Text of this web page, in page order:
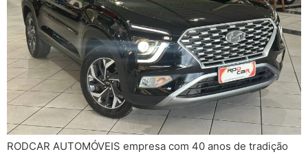
RODCAR AUTOMÓVEIS empresa com 40 anos de tradição